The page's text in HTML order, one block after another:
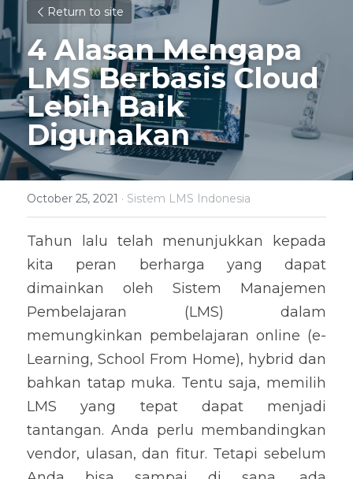
Return to site
4 Alasan Mengapa
LMS Berbasis Cloud
Lebih Baik
Digunakan
October 25, 2021 · Sistem LMS Indonesia
Tahun lalu telah menunjukkan kepada
kita peran berharga yang dapat
dimainkan oleh Sistem Manajemen
Pembelajaran (LMS) dalam
memungkinkan pembelajaran online (e-
Learning, School From Home), hybrid dan
bahkan tatap muka. Tentu saja, memilih
LMS yang tepat dapat menjadi
tantangan. Anda perlu membandingkan
vendor, ulasan, dan fitur. Tetapi sebelum